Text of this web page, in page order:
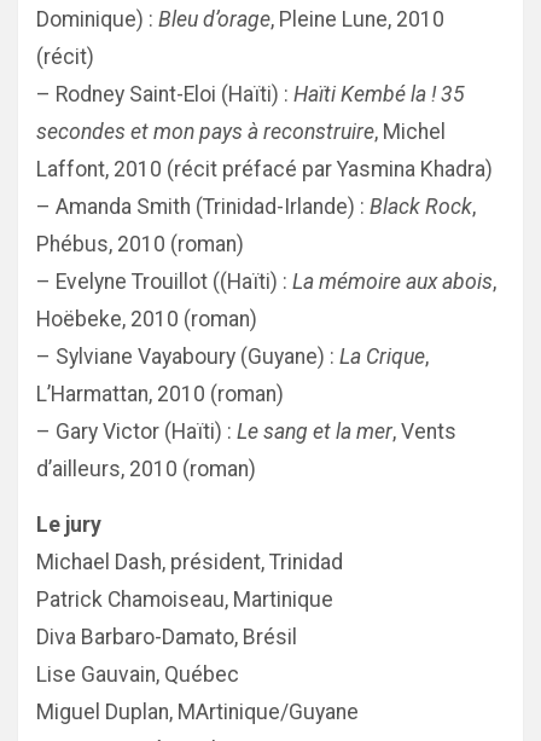
Dominique) : Bleu d’orage, Pleine Lune, 2010
(récit)
– Rodney Saint-Eloi (Haïti) : Haïti Kembé la ! 35
secondes et mon pays à reconstruire, Michel
Laffont, 2010 (récit préfacé par Yasmina Khadra)
– Amanda Smith (Trinidad-Irlande) : Black Rock,
Phébus, 2010 (roman)
– Evelyne Trouillot ((Haïti) : La mémoire aux abois,
Hoëbeke, 2010 (roman)
– Sylviane Vayaboury (Guyane) : La Crique,
L’Harmattan, 2010 (roman)
– Gary Victor (Haïti) : Le sang et la mer, Vents
d’ailleurs, 2010 (roman)
Le jury
Michael Dash, président, Trinidad
Patrick Chamoiseau, Martinique
Diva Barbaro-Damato, Brésil
Lise Gauvain, Québec
Miguel Duplan, MArtinique/Guyane